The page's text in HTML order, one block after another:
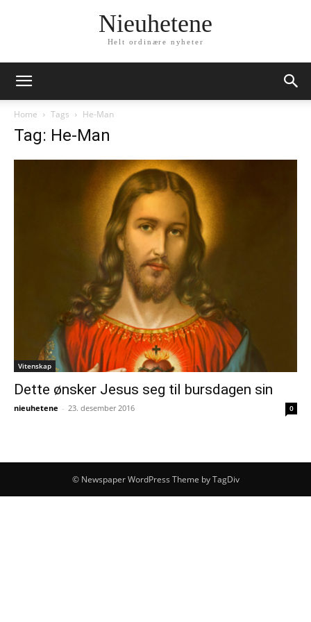
Nieuhetene
Helt ordinære nyheter
Home Tags He-Man
Tag: He-Man
Vitenskap
Dette ønsker Jesus seg til bursdagen sin
nieuhetene - 23. desember 2016 0
© Newspaper WordPress Theme by TagDiv